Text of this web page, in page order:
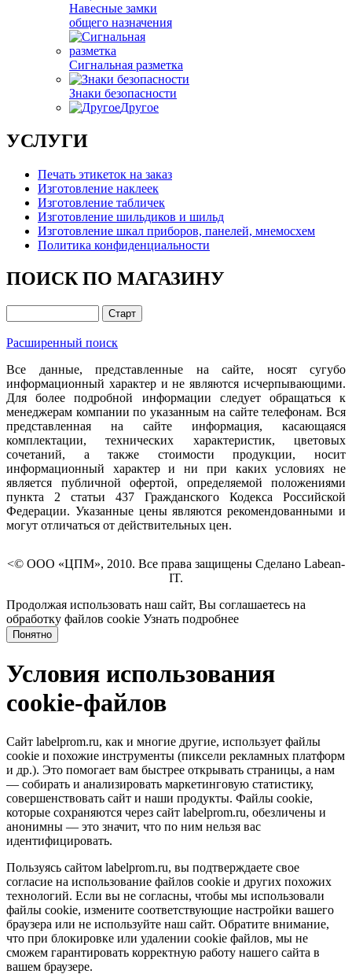
Навесные замки
общего назначения
Сигнальная разметка
Знаки безопасности
Другое
УСЛУГИ
Печать этикеток на заказ
Изготовление наклеек
Изготовление табличек
Изготовление шильдиков и шильд
Изготовление шкал приборов, панелей, мнемосхем
Политика конфиденциальности
ПОИСК ПО МАГАЗИНУ
Расширенный поиск
Все данные, представленные на сайте, носят сугубо
информационный характер и не являются исчерпывающими.
Для более подробной информации следует обращаться к
менеджерам компании по указанным на сайте телефонам. Вся
представленная на сайте информация, касающаяся
комплектации, технических характеристик, цветовых
сочетаний, а также стоимости продукции, носит
информационный характер и ни при каких условиях не
является публичной офертой, определяемой положениями
пункта 2 статьи 437 Гражданского Кодекса Российской
Федерации. Указанные цены являются рекомендованными и
могут отличаться от действительных цен.
<© ООО «ЦПМ», 2010. Все права защищены Сделано Labean-
IT.
Продолжая использовать наш сайт, Вы соглашаетесь на
обработку файлов cookie Узнать подробнее
Понятно
Условия использования
cookie-файлов
Сайт labelprom.ru, как и многие другие, использует файлы
cookie и похожие инструменты (пиксели рекламных платформ
и др.). Это помогает вам быстрее открывать страницы, а нам
— собирать и анализировать маркетинговую статистику,
совершенствовать сайт и наши продукты. Файлы сookie,
которые сохраняются через сайт labelprom.ru, обезличены и
анонимны — это значит, что по ним нельзя вас
идентифицировать.
Пользуясь сайтом labelprom.ru, вы подтверждаете свое
согласие на использование файлов cookie и других похожих
технологий. Если вы не согласны, чтобы мы использовали
файлы cookie, измените соответствующие настройки вашего
браузера или не используйте наш сайт. Обратите внимание,
что при блокировке или удалении cookie файлов, мы не
сможем гарантировать корректную работу нашего сайта в
вашем браузере.